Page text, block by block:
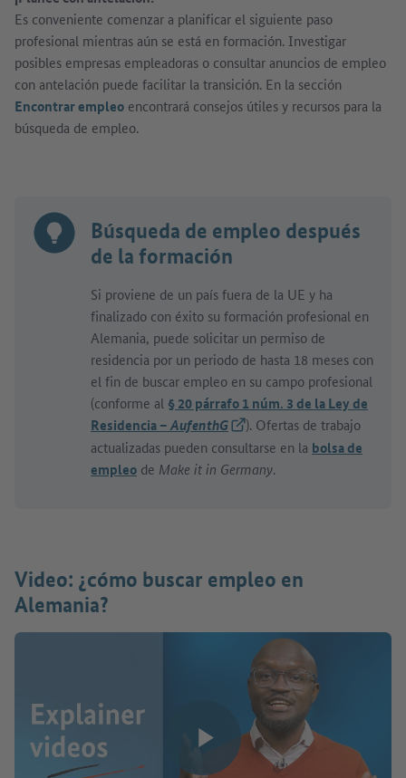
Es conveniente comenzar a planificar el siguiente paso
profesional mientras aún se está en formación. Investigar
posibles empresas empleadoras o consultar anuncios de empleo
con antelación puede facilitar la transición. En la sección
Encontrar empleo encontrará consejos útiles y recursos para la
búsqueda de empleo.
Búsqueda de empleo después
de la formación
Si proviene de un país fuera de la UE y ha
finalizado con éxito su formación profesional en
Alemania, puede solicitar un permiso de
residencia por un periodo de hasta 18 meses con
el fin de buscar empleo en su campo profesional
(conforme al § 20 párrafo 1 núm. 3 de la Ley de
Residencia –AufenthG(Link externo)
). Ofertas de trabajo
actualizadas pueden consultarse en la bolsa de
empleo de Make it in Germany.
Reproducir vídeo
Video: ¿cómo buscar empleo en
Alemania?